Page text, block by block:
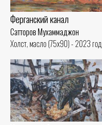
Ферганский канал
Сатторов Мухаммаджон
Холст, масло (75x90) - 2023 год